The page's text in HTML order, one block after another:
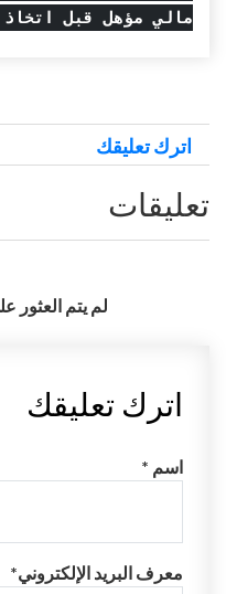
مالي مؤهل قبل
اترك تعليقك
تعليقات
لم يتم
اترك تعليقك
اسم *
معرف البريد الإلكتروني*